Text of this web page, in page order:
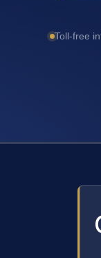
Toll-free